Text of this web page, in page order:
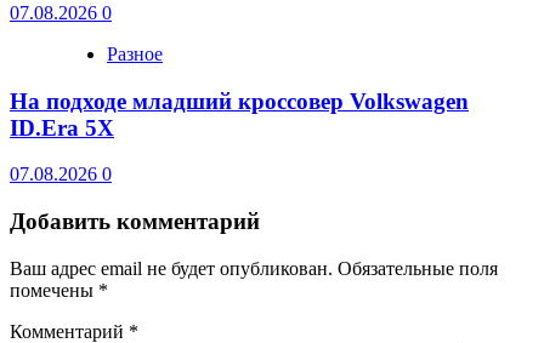
07.08.2026 0
Разное
На подходе младший кроссовер Volkswagen
ID.Era 5X
07.08.2026 0
Добавить комментарий
Ваш адрес email не будет опубликован. Обязательные поля
помечены *
Комментарий *